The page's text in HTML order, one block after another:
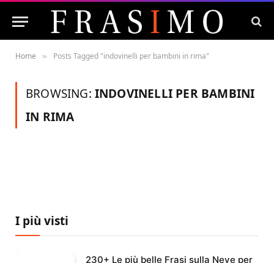
Home » Posts Tagged "indovinelli per bambini in rima"
BROWSING: INDOVINELLI PER BAMBINI
IN RIMA
I più visti
230+ Le più belle Frasi sulla Neve per